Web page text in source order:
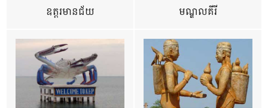
ឧត្ដរមានជ័យ មណ្ឌលគីរី